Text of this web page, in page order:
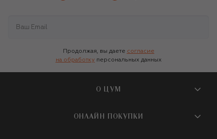
Продолжая, вы даете согласие
на обработку персональных данных
О ЦУМ
О магазине
ОНЛАЙН ПОКУПКИ